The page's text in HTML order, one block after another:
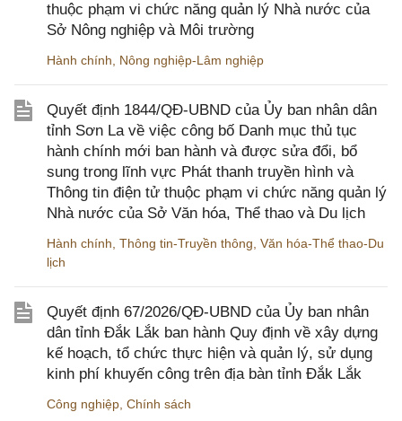
thuộc phạm vi chức năng quản lý Nhà nước của
Sở Nông nghiệp và Môi trường
Hành chính Nông nghiệp-Lâm nghiệp
Quyết định 1844/QĐ-UBND của Ủy ban nhân dân
tỉnh Sơn La về việc công bố Danh mục thủ tục
hành chính mới ban hành và được sửa đổi, bổ
sung trong lĩnh vực Phát thanh truyền hình và
Thông tin điện tử thuộc phạm vi chức năng quản lý
Nhà nước của Sở Văn hóa, Thể thao và Du lịch
Hành chính Thông tin-Truyền thông Văn hóa-Thể thao-Du
lịch
Quyết định 67/2026/QĐ-UBND của Ủy ban nhân
dân tỉnh Đắk Lắk ban hành Quy định về xây dựng
kế hoạch, tổ chức thực hiện và quản lý, sử dụng
kinh phí khuyến công trên địa bàn tỉnh Đắk Lắk
Công nghiệp Chính sách